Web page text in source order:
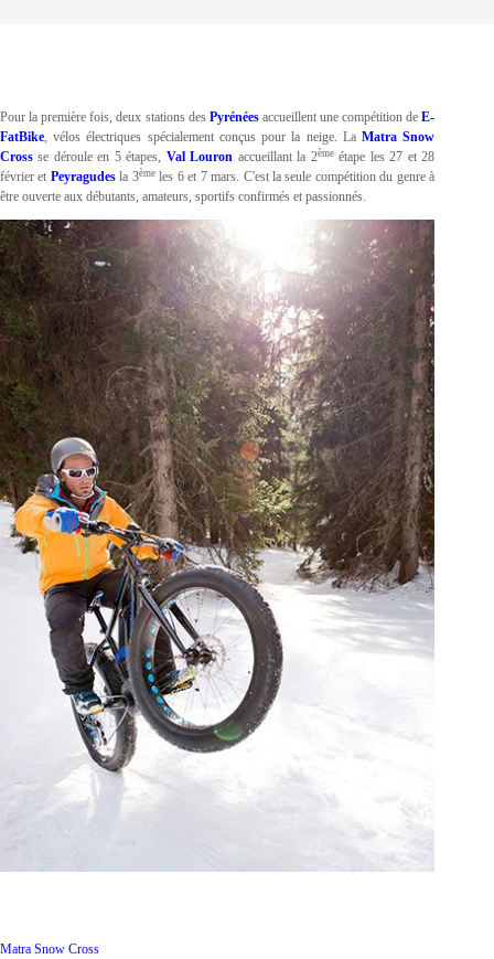
Pour la première fois, deux stations des Pyrénéesaccueillent une compétition deE-
FatBike, vélos électriques spécialement conçus pour la neige. LaMatra Snow
Cross se déroule en 5 étapes, Val Louron accueillant la 2èmeétape les 27 et 28
février et Peyragudesla 3èmeles 6 et 7 mars. C'est la seule compétition du genre à
être ouverte aux débutants, amateurs, sportifs confirmés et passionnés.
Matra Snow Cross